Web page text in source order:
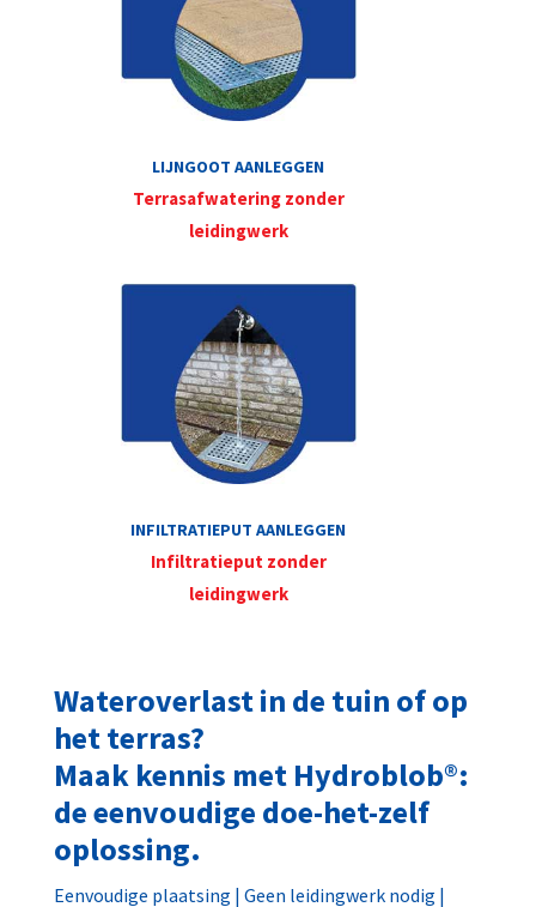
LIJNGOOT AANLEGGEN
Terrasafwatering zonder
leidingwerk
INFILTRATIEPUT AANLEGGEN
Infiltratieput zonder
leidingwerk
Wateroverlast in de tuin of op
het terras?
Maak kennis met Hydroblob®:
de eenvoudige doe-het-zelf
oplossing.
Eenvoudige plaatsing | Geen leidingwerk nodig |